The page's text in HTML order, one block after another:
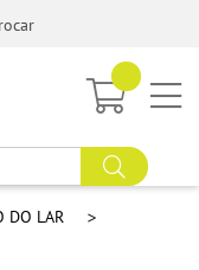
DO LAR